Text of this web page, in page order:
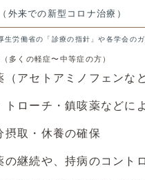
外来での新型コロナ治療）
生労働省の「診療の指針」や各学会の
多くの軽症〜中等症の方）
（アセトアミノフェンな
トローチ・鎮咳薬などに
摂取・休養の確保
の継続や、持病のコント